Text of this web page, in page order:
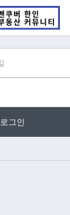
로그인